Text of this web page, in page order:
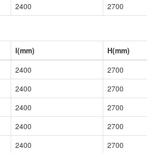
2400 2700
l(mm) H(mm)
2400 2700
2400 2700
2400 2700
2400 2700
2400 2700